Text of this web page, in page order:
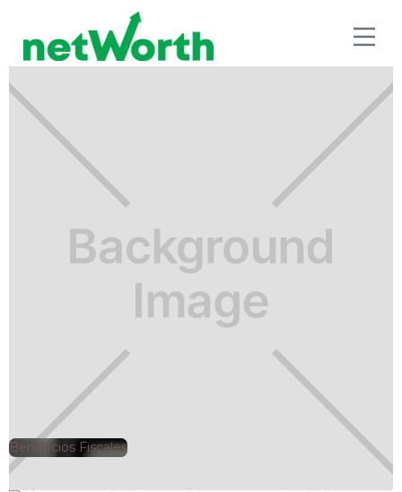
BENEFICIOS FISCALES
Jorge Gutiérrez
Beneficios Fiscales